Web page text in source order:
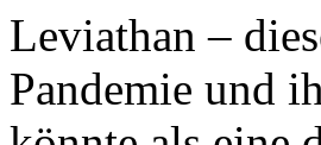
Leviathan –
Pandemie und